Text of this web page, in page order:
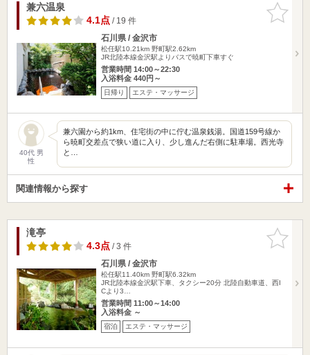
お気に入
りに追加
兼六温泉
4.1点/ 19 件
石川県 / 金沢市
松任駅10.21km 野町駅2.62km
JR北陸本線金沢駅よりバスで暁町下車すぐ
営業時間 14:00～22:30
入浴料金 440円～
日帰り エステ・マッサージ
40代 男
性
兼六園から約1km、住宅街の中に佇む温泉銭湯。国道159号線か
ら暁町交差点で狭い道に入り、少し進んだ右側に駐車場。西光寺
と…
関連情報から探す
お気に入
りに追加
滝亭
4.3点/ 3 件
石川県 / 金沢市
松任駅11.40km 野町駅6.32km
JR北陸本線金沢駅下車、タクシー20分 北陸自動車道、西I
Cより3…
営業時間 11:00～14:00
入浴料金 ～
宿泊 エステ・マッサージ